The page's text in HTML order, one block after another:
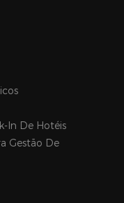
In De Hotéis
Gestão De